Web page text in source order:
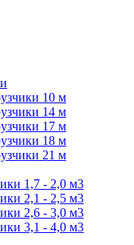
10 м
14 м
17 м
18 м
21 м
1,7 - 2,0 м3
2,1 - 2,5 м3
2,6 - 3,0 м3
3,1 - 4,0 м3